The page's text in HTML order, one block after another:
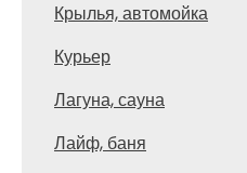
Крылья, автомойка
Курьер
Лагуна, сауна
Лайф, баня